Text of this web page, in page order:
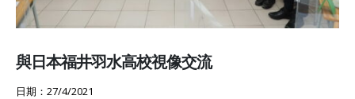
與日本福井羽水高校視像交流
日期：27/4/2021